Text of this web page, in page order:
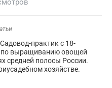
практик с 18-
по выращиванию овощей
средней полосы России.
хозяйстве.